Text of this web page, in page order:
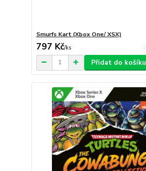
Smurfs Kart (Xbox One/ XSX)
797 Kč/ks
Přidat do košíku